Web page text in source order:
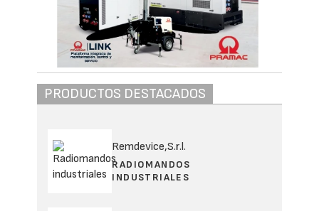
PRODUCTOS DESTACADOS
Remdevice,S.r.l.
RADIOMANDOS
INDUSTRIALES